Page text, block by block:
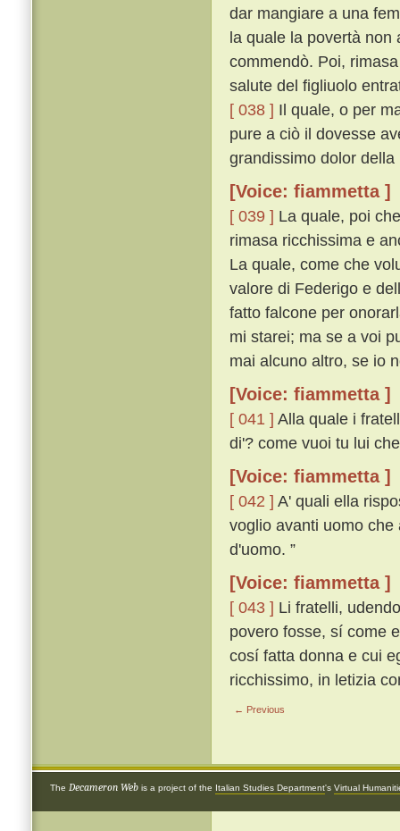
dar mangiare a una
la quale la povertà non
commendò. Poi,
salute del figliuolo
[ 038 ] Il quale, o per
pure a ciò il dovesse
grandissimo dolor
[Voice: fiammetta ]
[ 039 ] La quale, poi
rimasa ricchissima e
La quale, come che
valore di Federigo e
fatto falcone per
mi starei; ma se a voi
mai alcuno altro, se io
[Voice: fiammetta ]
[ 041 ] Alla quale i
di'? come vuoi tu lui
[Voice: fiammetta ]
[ 042 ] A' quali ella
voglio avanti uomo
d'uomo. ”
[Voice: fiammetta ]
[ 043 ] Li fratelli,
povero fosse, sí come
cosí fatta donna e cui
ricchissimo, in letizia
← Previous
The Decameron Web is a project of the Italian Studies Department's Virtual